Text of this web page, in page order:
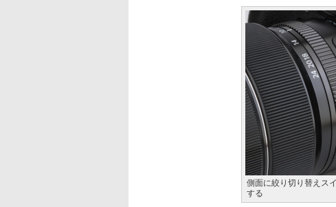
側面に絞り切り替えス
する